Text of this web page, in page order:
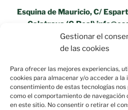
Gestionar el
de las cookies
Para ofrecer las mejores experiencias,
cookies para almacenar y/o acceder a
consentimiento de estas tecnologías
como el comportamiento de navegación
en este sitio. No consentir o retirar el
Esquina de Mauricio, C/
Calatrava (C.Real)
«Aviso Legal»